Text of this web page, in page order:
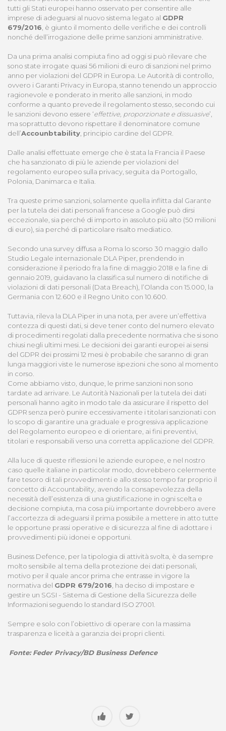
tutti gli Stati europei hanno osservato per consentire alle
imprese di adeguarsi al nuovo sistema legato al GDPR
679/2016 , è giunto il momento delle verifiche e dei controlli
nonché dell’irrogazione delle prime sanzioni amministrative.
Da una prima analisi compiuta fino ad oggi si può rilevare che
sono state irrogate quasi 56 milioni di euro di sanzioni nel primo
anno per violazioni del GDPR in Europa. Le Autorità di controllo,
ovvero i Garanti Privacy in Europa, stanno tenendo un approccio
ragionevole e ponderato in merito alle sanzioni, in modo
conforme a quanto prevede il regolamento stesso, secondo cui
le sanzioni devono essere ‘effettive, proporzionate e dissuasive’,
ma soprattutto devono rispettare il denominatore comune
dell’Accounbtability , principio cardine del GDPR.
Dalle analisi effettuate emerge che è stata la Francia il Paese
che ha sanzionato di più le aziende per violazioni del
regolamento europeo sulla privacy, seguita da Portogallo,
Polonia, Danimarca e Italia.
Tra queste prime sanzioni, solamente quella inflitta dal Garante
per la tutela dei dati personali francese a Google può dirsi
eccezionale, sia perché di importo in assoluto più alto (50 milioni
di euro), sia perché di particolare risalto mediatico.
Secondo una survey diffusa a Roma lo scorso 30 maggio dallo
Studio Legale internazionale DLA Piper, prendendo in
considerazione il periodo fra la fine di maggio 2018 e la fine di
gennaio 2019, guidavano la classifica sul numero di notifiche di
violazioni di dati personali (Data Breach), l’Olanda con 15.000, la
Germania con 12.600 e il Regno Unito con 10.600.
Tuttavia, rileva la DLA Piper in una nota, per avere un’effettiva
contezza di questi dati, si deve tener conto del numero elevato
di procedimenti regolati dalla precedente normativa che si sono
chiusi negli ultimi mesi. Le decisioni dei garanti europei ai sensi
del GDPR dei prossimi 12 mesi è probabile che saranno di gran
lunga maggiori viste le numerose ispezioni che sono al momento
in corso.
Come abbiamo visto, dunque, le prime sanzioni non sono
tardate ad arrivare. Le Autorità Nazionali per la tutela dei dati
personali hanno agito in modo tale da assicurare il rispetto del
GDPR senza però punire eccessivamente i titolari sanzionati con
lo scopo di garantire una graduale e progressiva applicazione
del Regolamento europeo e di orientare, ai fini preventivi,
titolari e responsabili verso una corretta applicazione del GDPR.
Alla luce di queste riflessioni le aziende europee, e nel nostro
caso quelle italiane in particolar modo, dovrebbero celermente
fare tesoro di tali provvedimenti e allo stesso tempo far proprio il
concetto di Accountability, avendo la consapevolezza della
necessità dell’esistenza di una giustificazione in ogni scelta e
decisione compiuta, ma cosa più importante dovrebbero avere
l’accortezza di adeguarsi il prima possibile a mettere in atto tutte
le opportune prassi operative e di sicurezza al fine di adottare i
provvedimenti più idonei e opportuni.
Business Defence, per la tipologia di attività svolta, è da sempre
molto sensibile al tema della protezione dei dati personali,
motivo per il quale ancor prima che entrasse in vigore la
normativa del GDPR 679/2016 , ha deciso di impostare e
gestire un SGSI - Sistema di Gestione della Sicurezza delle
Informazioni seguendo lo standard ISO 27001.
Sempre e solo con l’obiettivo di operare con la massima
trasparenza e liceità a garanzia dei propri clienti.
Fonte: Feder Privacy/BD Business Defence